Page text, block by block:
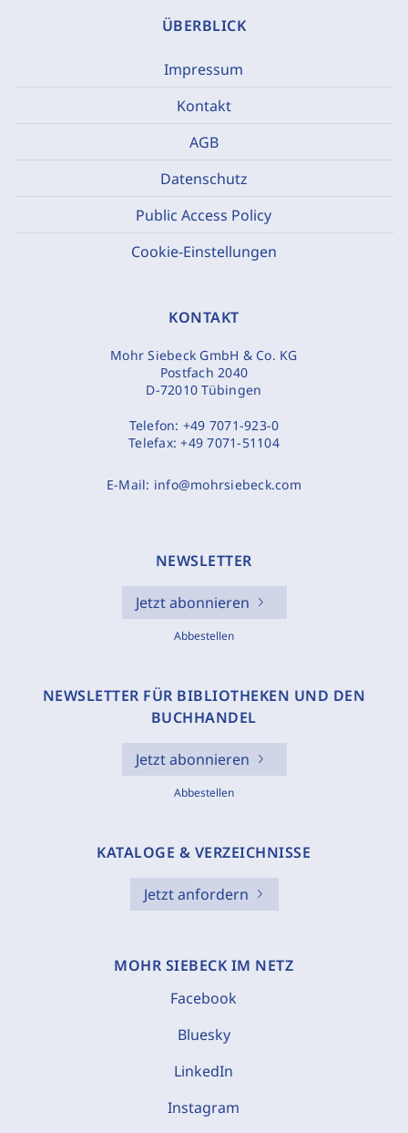
ÜBERBLICK
Impressum
Kontakt
AGB
Datenschutz
Public Access Policy
Cookie-Einstellungen
KONTAKT
Mohr Siebeck GmbH & Co. KG
Postfach 2040
D-72010 Tübingen
Telefon: +49 7071-923-0
Telefax:+49 7071-51104
E-Mail: info@mohrsiebeck.com
NEWSLETTER
Jetzt abonnieren
Abbestellen
NEWSLETTER FÜR BIBLIOTHEKEN UND DEN
BUCHHANDEL
Jetzt abonnieren
Abbestellen
KATALOGE & VERZEICHNISSE
Jetzt anfordern
MOHR SIEBECK IM NETZ
Facebook
Bluesky
LinkedIn
Instagram